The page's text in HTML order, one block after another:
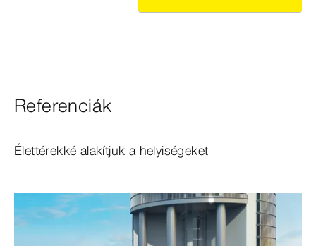
Referenciák
Élettérekké alakítjuk a helyiségeket